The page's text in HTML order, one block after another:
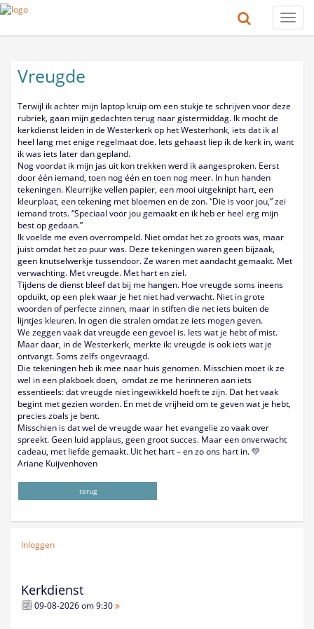
Toggle
Vreugde
Terwijl ik achter mijn laptop kruip om een stukje te schrijven voor deze
rubriek, gaan mijn gedachten terug naar gistermiddag. Ik mocht de
kerkdienst leiden in de Westerkerk op het Westerhonk, iets dat ik al
heel lang met enige regelmaat doe. Iets gehaast liep ik de kerk in, want
ik was iets later dan gepland.
Nog voordat ik mijn jas uit kon trekken werd ik aangesproken. Eerst
door één iemand, toen nog één en toen nog meer. In hun handen
tekeningen. Kleurrijke vellen papier, een mooi uitgeknipt hart, een
kleurplaat, een tekening met bloemen en de zon. “Die is voor jou,” zei
iemand trots. “Speciaal voor jou gemaakt en ik heb er heel erg mijn
best op gedaan.”
Ik voelde me even overrompeld. Niet omdat het zo groots was, maar
juist omdat het zo puur was. Deze tekeningen waren geen bijzaak,
geen knutselwerkje tussendoor. Ze waren met aandacht gemaakt. Met
verwachting. Met vreugde. Met hart en ziel.
Tijdens de dienst bleef dat bij me hangen. Hoe vreugde soms ineens
opduikt, op een plek waar je het niet had verwacht. Niet in grote
woorden of perfecte zinnen, maar in stiften die net iets buiten de
lijntjes kleuren. In ogen die stralen omdat ze iets mogen geven.
We zeggen vaak dat vreugde een gevoel is. Iets wat je hebt of mist.
Maar daar, in de Westerkerk, merkte ik: vreugde is ook iets wat je
ontvangt. Soms zelfs ongevraagd.
Die tekeningen heb ik mee naar huis genomen. Misschien moet ik ze
wel in een plakboek doen, omdat ze me herinneren aan iets
essentieels: dat vreugde niet ingewikkeld hoeft te zijn. Dat het vaak
begint met gezien worden. En met de vrijheid om te geven wat je hebt,
precies zoals je bent.
Misschien is dat wel de vreugde waar het evangelie zo vaak over
spreekt. Geen luid applaus, geen groot succes. Maar een onverwacht
cadeau, met liefde gemaakt. Uit het hart – en zo ons hart in. 💛
Ariane Kuijvenhoven
terug
Inloggen
Kerkdienst
09-08-2026 om 9:30